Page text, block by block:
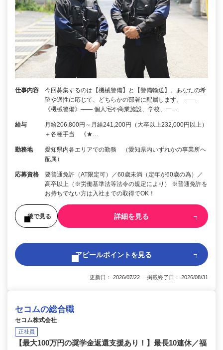
仕事内容
今回募集するのは【機械警備】と【警備輸送】。あなたの希
望や適性に応じて、どちらかの部署に配属します。 ――
《機械警備》―― 個人宅や商業施設、学校、一…
給与
月給206,800円～月給241,200円（大卒以上232,000円以上）
＋各種手当 《★…
勤務地
愛知県内各エリアでの勤務 （愛知県内いずれかの事業所へ
配属）
応募資格
要普通免許（AT限定可）／60歳未満（定年が60歳の為）／
高卒以上（※労働基準法等法令の規定により） ※普通免許を
お持ちでない方は入社までの取得でOK！
後で見る 詳細を見る
アピールポイントを見る
更新日： 2026/07/22 掲載終了日： 2026/08/31
セコムの総合職
セコム株式会社
正社員
【最大100万円の奨学金返還支援あり！】最長10連休／福